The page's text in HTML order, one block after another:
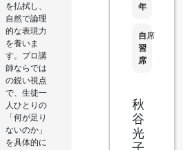
を払拭し、
自然で論理
的な表現力
を養いま
す。プロ講
師ならでは
の鋭い視点
で、生徒一
人ひとりの
「何が足り
ないのか」
を具体的に
年
自
習
席
席
秋
谷
光